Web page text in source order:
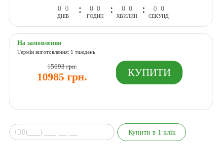
0 0
ДНІВ
: 0 0
ГОДИН
: 0 0
ХВИЛИН
: 0 0
СЕКУНД
На замовлення
Термін виготовлення: 1 тиждень
15693 грн.
10985 грн.